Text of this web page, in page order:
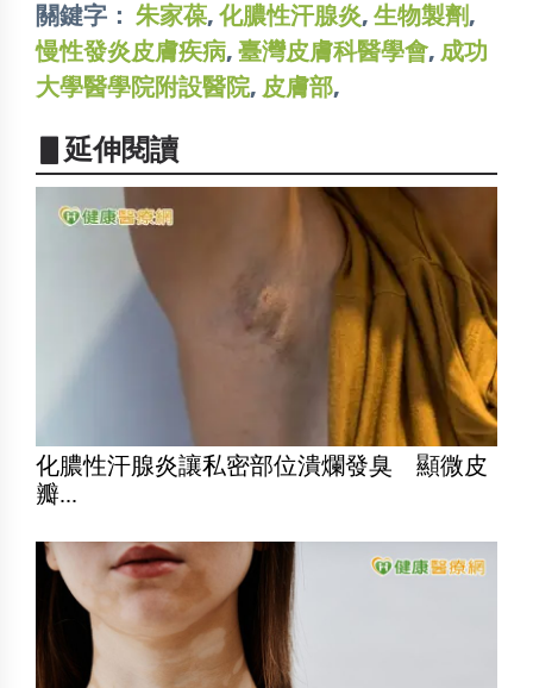
關鍵字： 朱家葆, 化膿性汗腺炎, 生物製劑,
慢性發炎皮膚疾病, 臺灣皮膚科醫學會, 成功
大學醫學院附設醫院, 皮膚部,
▋延伸閱讀
化膿性汗腺炎讓私密部位潰爛發臭 顯微皮
瓣...